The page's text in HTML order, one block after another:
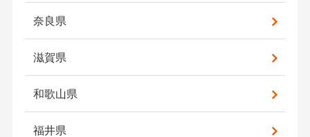
奈良県
滋賀県
和歌山県
福井県